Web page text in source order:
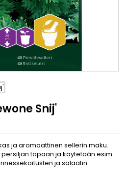
Snij'
ja aromaattinen sellerin maku.
tapaan ja käytetään esim.
ja salaatin